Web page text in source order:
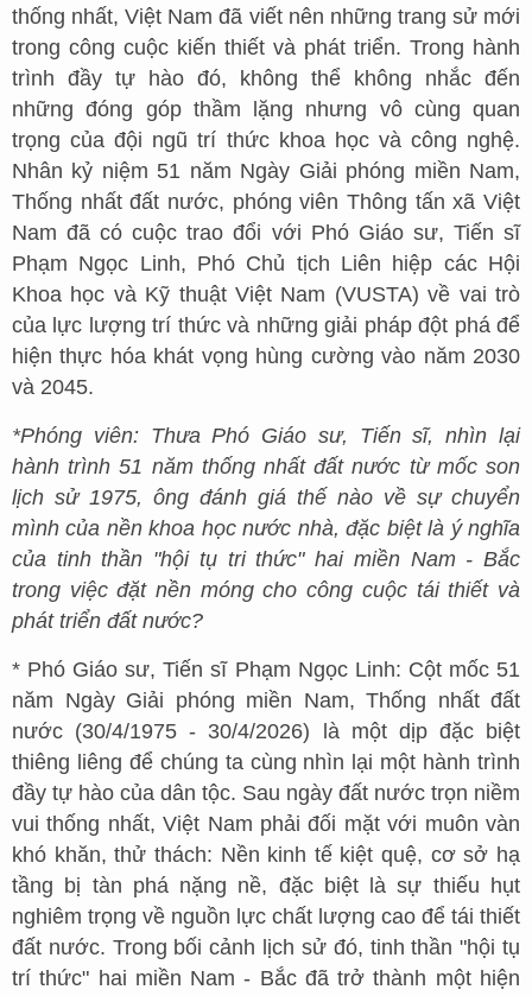
thống nhất, Việt Nam đã viết nên những trang sử mới
trong công cuộc kiến thiết và phát triển. Trong hành
trình đầy tự hào đó, không thể không nhắc đến
những đóng góp thầm lặng nhưng vô cùng quan
trọng của đội ngũ trí thức khoa học và công nghệ.
Nhân kỷ niệm 51 năm Ngày Giải phóng miền Nam,
Thống nhất đất nước, phóng viên Thông tấn xã Việt
Nam đã có cuộc trao đổi với Phó Giáo sư, Tiến sĩ
Phạm Ngọc Linh, Phó Chủ tịch Liên hiệp các Hội
Khoa học và Kỹ thuật Việt Nam (VUSTA) về vai trò
của lực lượng trí thức và những giải pháp đột phá để
hiện thực hóa khát vọng hùng cường vào năm 2030
và 2045.
*Phóng viên: Thưa Phó Giáo sư, Tiến sĩ, nhìn lại
hành trình 51 năm thống nhất đất nước từ mốc son
lịch sử 1975, ông đánh giá thế nào về sự chuyển
mình của nền khoa học nước nhà, đặc biệt là ý nghĩa
của tinh thần "hội tụ tri thức" hai miền Nam - Bắc
trong việc đặt nền móng cho công cuộc tái thiết và
phát triển đất nước?
* Phó Giáo sư, Tiến sĩ Phạm Ngọc Linh: Cột mốc 51
năm Ngày Giải phóng miền Nam, Thống nhất đất
nước (30/4/1975 - 30/4/2026) là một dịp đặc biệt
thiêng liêng để chúng ta cùng nhìn lại một hành trình
đầy tự hào của dân tộc. Sau ngày đất nước trọn niềm
vui thống nhất, Việt Nam phải đối mặt với muôn vàn
khó khăn, thử thách: Nền kinh tế kiệt quệ, cơ sở hạ
tầng bị tàn phá nặng nề, đặc biệt là sự thiếu hụt
nghiêm trọng về nguồn lực chất lượng cao để tái thiết
đất nước. Trong bối cảnh lịch sử đó, tinh thần "hội tụ
trí thức" hai miền Nam - Bắc đã trở thành một hiện